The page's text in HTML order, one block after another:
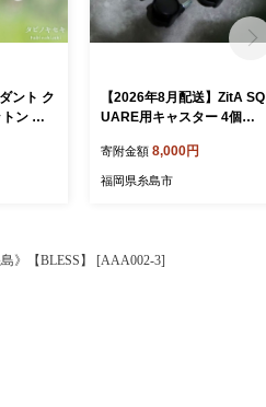
ント ク
ン 紐
【2026年8月配送】ZitA SQ
UARE用キャスター 4個セ
らドーム [AIR003-2608]
寄附金額 8,000円
福岡県糸島市
》【BLESS】 [AAA002-3]